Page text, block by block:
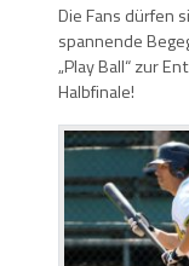
Die Fans dürfen
spannende
„Play Ball“ zur
Halbfinale!